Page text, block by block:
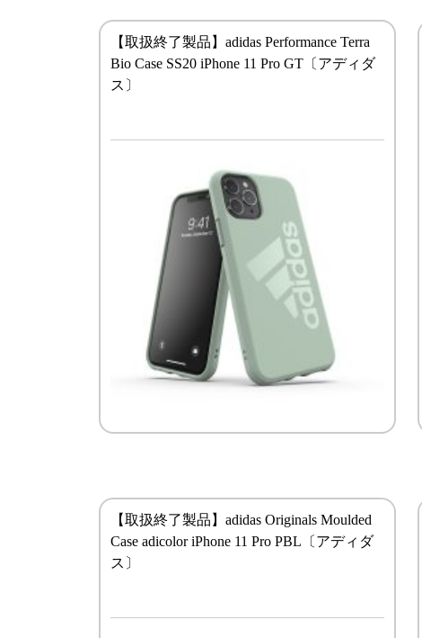
【取扱終了製品】adidas Performance Terra
Bio Case SS20 iPhone 11 Pro GT〔アディダ
ス〕
【取扱終了製品】adidas Originals Moulded
Case adicolor iPhone 11 Pro PBL〔アディダ
ス〕